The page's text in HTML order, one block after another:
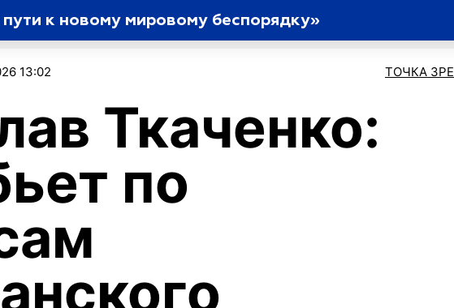
к новому мировому беспорядку»
13:02 ТОЧКА
Ткаченко:
по